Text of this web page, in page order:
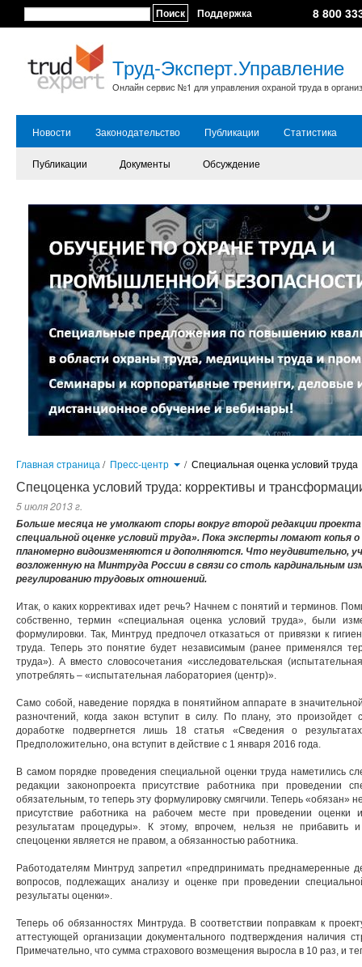
Поиск Поддержка 8 800
Труд-Эксперт.Управление
Онлайн сервис №1 для управления охраной труда в
Новости Законодательство Публикации Статистика
Публикации Документы Обсуждение
Главная страница / Пресс-центр / Специальная оценка условий труда
Спецоценка условий труда: коррективы и
5 июля 2013 г.
Больше месяца не умолкают споры вокруг второй редакции проекта
специальной оценке условий труда». Пока эксперты ломают копья
планомерно видоизменяются и дополняются. Что неудивительно,
возложенную на Минтруда России в связи со столь кардинальным
регулированию трудовых отношений.
Итак, о каких коррективах идет речь? Начнем с понятий и терминов.
собственно, термин «специальная оценка условий труда», были
формулировки. Так, Минтруд предпочел отказаться от привязки к
труда. Теперь это понятие будет независимым (ранее применялся
труда»). А вместо словосочетания «исследовательская
употреблять – «испытательная лабораториея (центр)».
Само собой, наведение порядка в понятийном аппарате в
разночтений, когда закон вступит в силу. По плану, это
доработке подвергнется лишь 18 статья «Сведения о
Предположительно, она вступит в действие с 1 января 2016 года.
В самом порядке проведения специальной оценки труда наметились
редакции законопроекта присутствие работника при проведении
обязательным, то теперь эту формулировку смягчили. Теперь «обязан»
присутствие работника на рабочем месте при проведении оценки
результатам процедуры». К этому, впрочем, нельзя не прибавить
спецоценки является не правом, а обязанностью работника.
Работодателям Минтруд запретил «предпринимать преднамеренные
вопросов, подлежащих анализу и оценке при проведении
результаты оценки».
Теперь об обязанностях Минтруда. В соответствии поправкам к
аттестующей организации документального подтверждения наличия
Примечательно, что сумма страхового возмещения выросла в 10 раз, и